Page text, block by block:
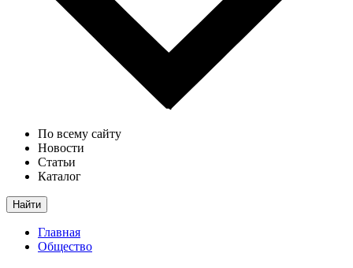
По всему сайту
Новости
Статьи
Каталог
Найти
Главная
Общество